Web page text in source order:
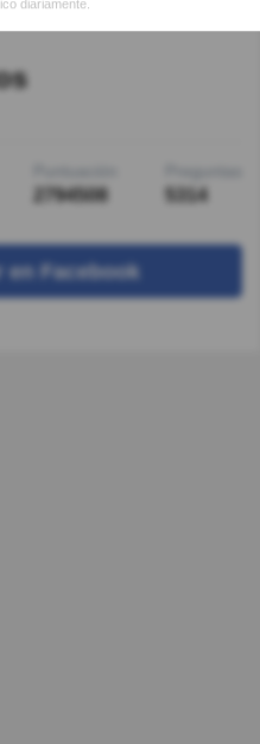
2794508 5314
en Facebook
diariamente.